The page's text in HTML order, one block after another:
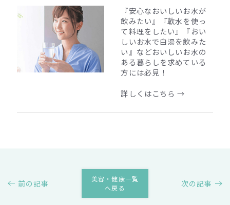
『安心なおいしいお水が
飲みたい』『軟水を使っ
て料理をしたい』『おい
しいお水で白湯を飲みた
い』 などおいしいお水の
ある暮らしを求めている
方には必見！
詳しくはこちら →
前の記事
美容・健康一覧
へ戻る
次の記事